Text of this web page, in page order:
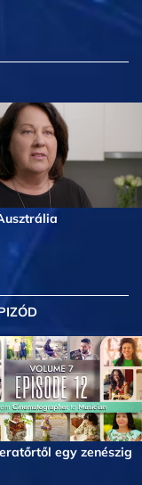
egy zenészig